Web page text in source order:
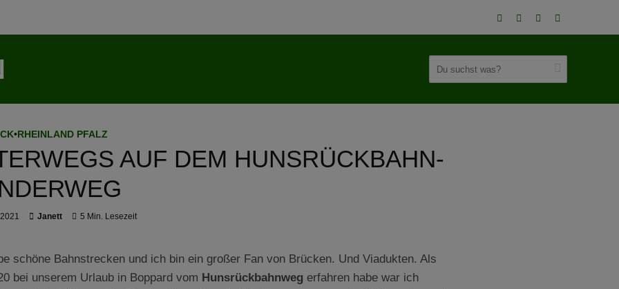
•RHEINLAND PFALZ
AUF DEM HUNSRÜCKBAHN-
Janett 5 Min. Lesezeit
schöne Bahnstrecken und ich bin ein großer Fan von Brücken. Und Viadukten. Als
bei unserem Urlaub in Boppard vom Hunsrückbahnweg erfahren habe war ich